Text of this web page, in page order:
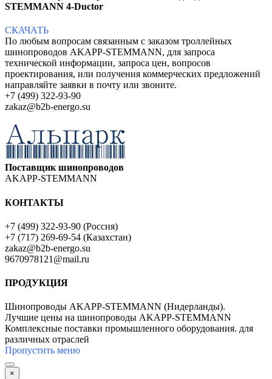
STEMMANN 4-Ductor
СКАЧАТЬ
По любым вопросам связанным с заказом троллейных
шинопроводов AKAPP-STEMMANN, для запроса
технической информации, запроса цен, вопросов
проектирования, или получения коммерческих предложений
направляйте заявки в почту или звоните.
+7 (499) 322-93-90
zakaz@b2b-energo.su
Поставщик шинопроводов
AKAPP-STEMMANN
КОНТАКТЫ
+7 (499) 322-93-90 (Россия)
+7 (717) 269-69-54 (Казахстан)
zakaz@b2b-energo.su
9670978121@mail.ru
ПРОДУКЦИЯ
Шинопроводы AKAPP-STEMMANN (Нидерланды).
Лучшие цены на шинопроводы AKAPP-STEMMANN
Комплексные поставки промышленного оборудования. для
различных отраслей
Пропустить меню
×